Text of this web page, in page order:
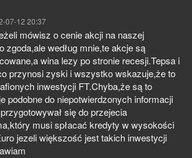
07-12 20:37
mówisz o cenie akcji na naszej
zgoda,ale według mnie,te akcje są
wina lezy po stronie recesji.Tepsa i
przynosi zyski i wszystko wskazuje,że to
inwestycji FT.Chyba,że są to
podobne do niepotwierdzonych informacji
się do przejecia
musi spłacać kredyty w wysokości
jezeli większość jest takich inwestycji